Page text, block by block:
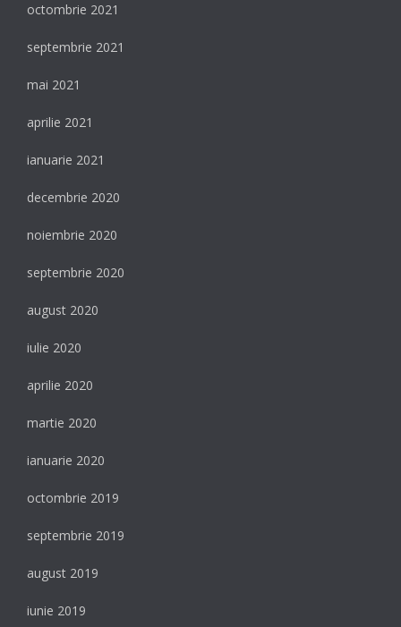
octombrie 2021
septembrie 2021
mai 2021
aprilie 2021
ianuarie 2021
decembrie 2020
noiembrie 2020
septembrie 2020
august 2020
iulie 2020
aprilie 2020
martie 2020
ianuarie 2020
octombrie 2019
septembrie 2019
august 2019
iunie 2019